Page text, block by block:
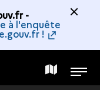
-
à l'enquête
!
CARTE MENU